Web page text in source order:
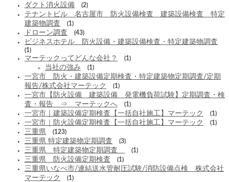
ダクト消火設備 (2)
テナントビル 名古屋市 防火設備検査 建築設備検査 特定
建築物調査
(1)
ドローン調査 (43)
ビジネスホテル 防火設備・建築設備検査・特定建築物調査
(1)
マーテックってどんな会社？ (1)
当社の強み (1)
一宮市 防火・建築設備定期検査・特定建築物定期調査/定期
報告/株式会社マーテック
(1)
一宮市【防火設備 建築設備 発電機負荷試験】定期調査・検
査・報告 ⇒ マーテックへ
(1)
一宮市｜建築設備定期検査【一括自社施工】マーテック (1)
一宮市｜防火設備定期検査【一括自社施工】マーテック (1)
三重県 (123)
三重県 特定建築物定期調査 (3)
三重県 特定建築物定期調査 (1)
三重県 防火設備定期検査 (1)
三重県いなべ市/連結送水管耐圧試験/消防設備点検 株式会社
マーテック
(1)